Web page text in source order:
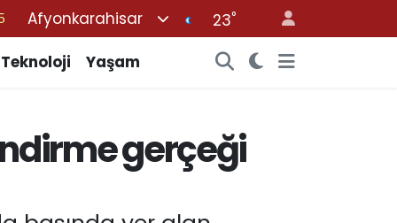
Afyonkarahisar 23°
Teknoloji Yaşam
gerçeği